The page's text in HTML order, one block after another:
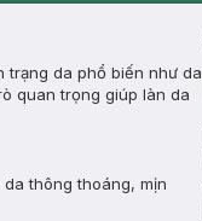
trạng da phổ biến như da
quan trọng giúp làn da
thông thoáng, mịn